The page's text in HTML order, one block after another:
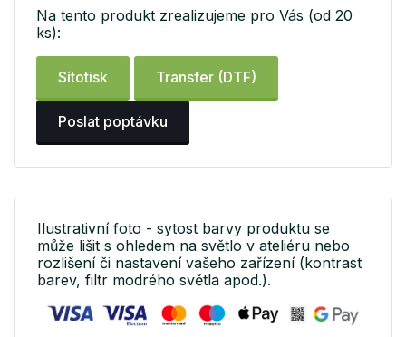
Na tento produkt zrealizujeme pro Vás (od 20
ks):
Sítotisk Transfer (DTF)
Poslat poptávku
Ilustrativní foto - sytost barvy produktu se
může lišit s ohledem na světlo v ateliéru nebo
rozlišení či nastavení vašeho zařízení (kontrast
barev, filtr modrého světla apod.).